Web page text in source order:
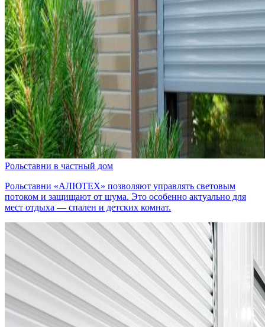
Рольставни в частный дом
Рольставни «АЛЮТЕХ» позволяют управлять световым
потоком и защищают от шума. Это особенно актуально для
мест отдыха — спален и детских комнат.